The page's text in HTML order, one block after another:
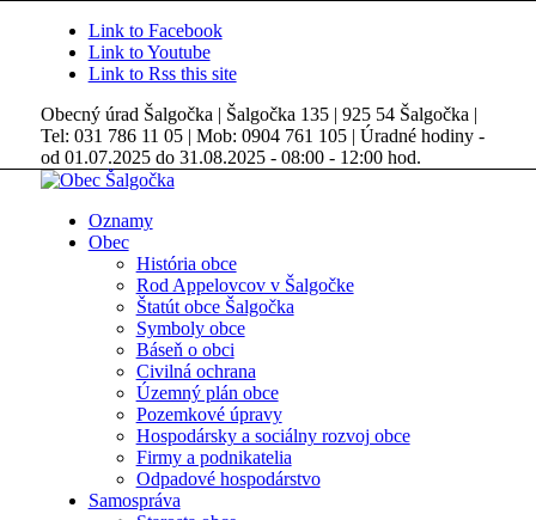
Link to Facebook
Link to Youtube
Link to Rss this site
Obecný úrad Šalgočka | Šalgočka 135 | 925 54 Šalgočka |
Tel: 031 786 11 05 | Mob: 0904 761 105 | Úradné hodiny -
od 01.07.2025 do 31.08.2025 - 08:00 - 12:00 hod.
Oznamy
Obec
História obce
Rod Appelovcov v Šalgočke
Štatút obce Šalgočka
Symboly obce
Báseň o obci
Civilná ochrana
Územný plán obce
Pozemkové úpravy
Hospodársky a sociálny rozvoj obce
Firmy a podnikatelia
Odpadové hospodárstvo
Samospráva